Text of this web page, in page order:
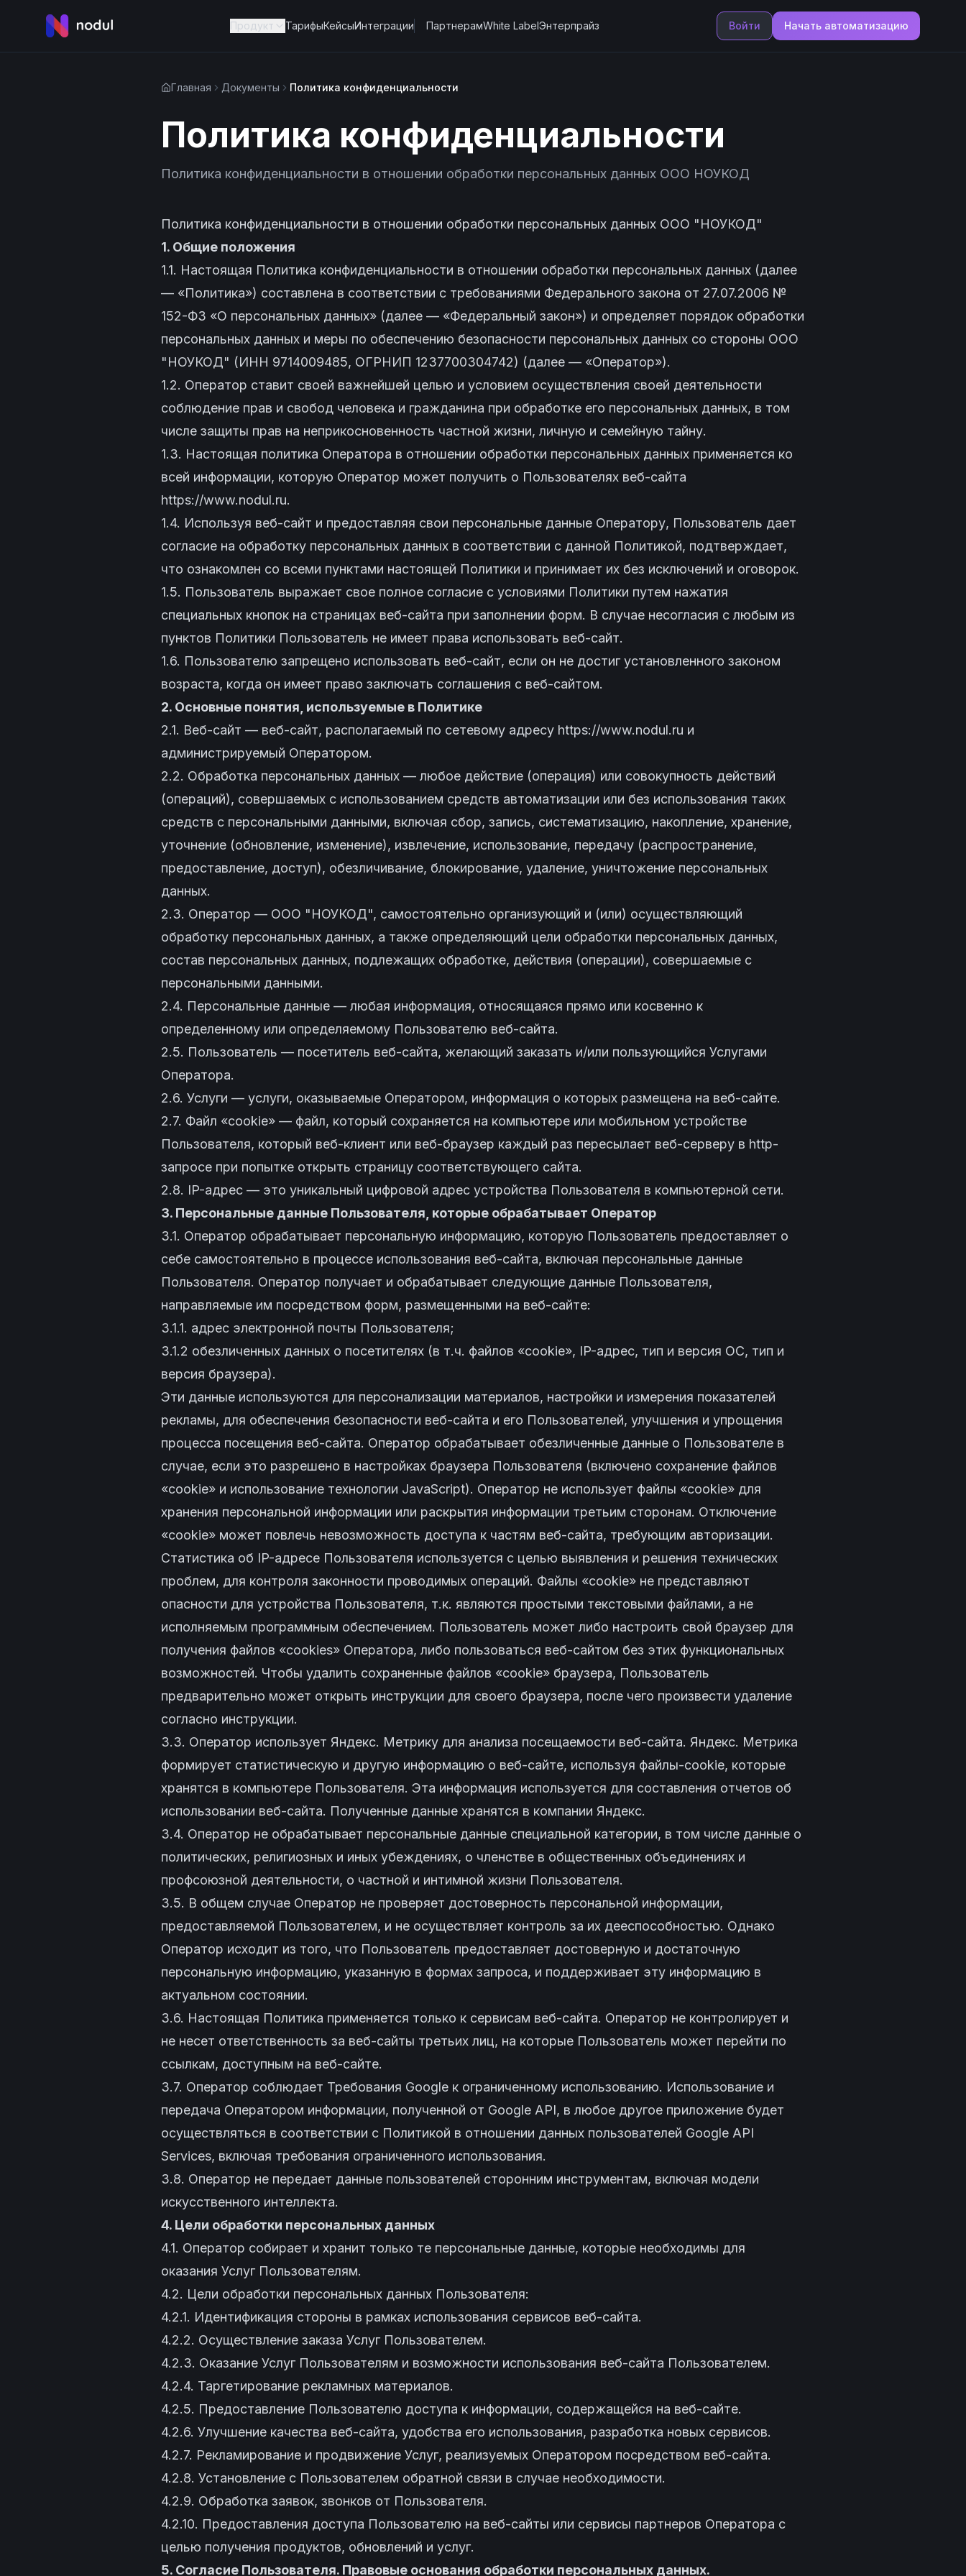
Продукт ТарифыКейсыИнтеграции ПартнерамWhite LabelЭнтерпрайз Войти Начать автоматизацию
Главная Документы Политика конфиденциальности
Политика конфиденциальности
Политика конфиденциальности в отношении обработки персональных данных ООО НОУКОД
Политика конфиденциальности в отношении обработки персональных данных ООО "НОУКОД"
1. Общие положения
1.1. Настоящая Политика конфиденциальности в отношении обработки персональных данных (далее
— «Политика») составлена в соответствии с требованиями Федерального закона от 27.07.2006 №
152-ФЗ «О персональных данных» (далее — «Федеральный закон») и определяет порядок обработки
персональных данных и меры по обеспечению безопасности персональных данных со стороны ООО
"НОУКОД" (ИНН 9714009485, ОГРНИП 1237700304742) (далее — «Оператор»).
1.2. Оператор ставит своей важнейшей целью и условием осуществления своей деятельности
соблюдение прав и свобод человека и гражданина при обработке его персональных данных, в том
числе защиты прав на неприкосновенность частной жизни, личную и семейную тайну.
1.3. Настоящая политика Оператора в отношении обработки персональных данных применяется ко
всей информации, которую Оператор может получить о Пользователях веб-сайта
https://www.nodul.ru.
1.4. Используя веб-сайт и предоставляя свои персональные данные Оператору, Пользователь дает
согласие на обработку персональных данных в соответствии с данной Политикой, подтверждает,
что ознакомлен со всеми пунктами настоящей Политики и принимает их без исключений и оговорок.
1.5. Пользователь выражает свое полное согласие с условиями Политики путем нажатия
специальных кнопок на страницах веб-сайта при заполнении форм. В случае несогласия с любым из
пунктов Политики Пользователь не имеет права использовать веб-сайт.
1.6. Пользователю запрещено использовать веб-сайт, если он не достиг установленного законом
возраста, когда он имеет право заключать соглашения с веб-сайтом.
2. Основные понятия, используемые в Политике
2.1. Веб-сайт — веб-сайт, располагаемый по сетевому адресу https://www.nodul.ru и
администрируемый Оператором.
2.2. Обработка персональных данных — любое действие (операция) или совокупность действий
(операций), совершаемых с использованием средств автоматизации или без использования таких
средств с персональными данными, включая сбор, запись, систематизацию, накопление, хранение,
уточнение (обновление, изменение), извлечение, использование, передачу (распространение,
предоставление, доступ), обезличивание, блокирование, удаление, уничтожение персональных
данных.
2.3. Оператор — ООО "НОУКОД", самостоятельно организующий и (или) осуществляющий
обработку персональных данных, а также определяющий цели обработки персональных данных,
состав персональных данных, подлежащих обработке, действия (операции), совершаемые с
персональными данными.
2.4. Персональные данные — любая информация, относящаяся прямо или косвенно к
определенному или определяемому Пользователю веб-сайта.
2.5. Пользователь — посетитель веб-сайта, желающий заказать и/или пользующийся Услугами
Оператора.
2.6. Услуги — услуги, оказываемые Оператором, информация о которых размещена на веб-сайте.
2.7. Файл «cookie» — файл, который сохраняется на компьютере или мобильном устройстве
Пользователя, который веб-клиент или веб-браузер каждый раз пересылает веб-серверу в http-
запросе при попытке открыть страницу соответствующего сайта.
2.8. IP-адрес — это уникальный цифровой адрес устройства Пользователя в компьютерной сети.
3. Персональные данные Пользователя, которые обрабатывает Оператор
3.1. Оператор обрабатывает персональную информацию, которую Пользователь предоставляет о
себе самостоятельно в процессе использования веб-сайта, включая персональные данные
Пользователя. Оператор получает и обрабатывает следующие данные Пользователя,
направляемые им посредством форм, размещенными на веб-сайте:
3.1.1. адрес электронной почты Пользователя;
3.1.2 обезличенных данных о посетителях (в т.ч. файлов «cookie», IP-адрес, тип и версия ОС, тип и
версия браузера).
Эти данные используются для персонализации материалов, настройки и измерения показателей
рекламы, для обеспечения безопасности веб-сайта и его Пользователей, улучшения и упрощения
процесса посещения веб-сайта. Оператор обрабатывает обезличенные данные о Пользователе в
случае, если это разрешено в настройках браузера Пользователя (включено сохранение файлов
«cookie» и использование технологии JavaScript). Оператор не использует файлы «cookie» для
хранения персональной информации или раскрытия информации третьим сторонам. Отключение
«cookie» может повлечь невозможность доступа к частям веб-сайта, требующим авторизации.
Статистика об IP-адресе Пользователя используется с целью выявления и решения технических
проблем, для контроля законности проводимых операций. Файлы «cookie» не представляют
опасности для устройства Пользователя, т.к. являются простыми текстовыми файлами, а не
исполняемым программным обеспечением. Пользователь может либо настроить свой браузер для
получения файлов «cookies» Оператора, либо пользоваться веб-сайтом без этих функциональных
возможностей. Чтобы удалить сохраненные файлов «cookie» браузера, Пользователь
предварительно может открыть инструкции для своего браузера, после чего произвести удаление
согласно инструкции.
3.3. Оператор использует Яндекс. Метрику для анализа посещаемости веб-сайта. Яндекс. Метрика
формирует статистическую и другую информацию о веб-сайте, используя файлы-cookie, которые
хранятся в компьютере Пользователя. Эта информация используется для составления отчетов об
использовании веб-сайта. Полученные данные хранятся в компании Яндекс.
3.4. Оператор не обрабатывает персональные данные специальной категории, в том числе данные о
политических, религиозных и иных убеждениях, о членстве в общественных объединениях и
профсоюзной деятельности, о частной и интимной жизни Пользователя.
3.5. В общем случае Оператор не проверяет достоверность персональной информации,
предоставляемой Пользователем, и не осуществляет контроль за их дееспособностью. Однако
Оператор исходит из того, что Пользователь предоставляет достоверную и достаточную
персональную информацию, указанную в формах запроса, и поддерживает эту информацию в
актуальном состоянии.
3.6. Настоящая Политика применяется только к сервисам веб-сайта. Оператор не контролирует и
не несет ответственность за веб-сайты третьих лиц, на которые Пользователь может перейти по
ссылкам, доступным на веб-сайте.
3.7. Оператор соблюдает Требования Google к ограниченному использованию. Использование и
передача Оператором информации, полученной от Google API, в любое другое приложение будет
осуществляться в соответствии с Политикой в отношении данных пользователей Google API
Services, включая требования ограниченного использования.
3.8. Оператор не передает данные пользователей сторонним инструментам, включая модели
искусственного интеллекта.
4. Цели обработки персональных данных
4.1. Оператор собирает и хранит только те персональные данные, которые необходимы для
оказания Услуг Пользователям.
4.2. Цели обработки персональных данных Пользователя:
4.2.1. Идентификация стороны в рамках использования сервисов веб-сайта.
4.2.2. Осуществление заказа Услуг Пользователем.
4.2.3. Оказание Услуг Пользователям и возможности использования веб-сайта Пользователем.
4.2.4. Таргетирование рекламных материалов.
4.2.5. Предоставление Пользователю доступа к информации, содержащейся на веб-сайте.
4.2.6. Улучшение качества веб-сайта, удобства его использования, разработка новых сервисов.
4.2.7. Рекламирование и продвижение Услуг, реализуемых Оператором посредством веб-сайта.
4.2.8. Установление с Пользователем обратной связи в случае необходимости.
4.2.9. Обработка заявок, звонков от Пользователя.
4.2.10. Предоставления доступа Пользователю на веб-сайты или сервисы партнеров Оператора с
целью получения продуктов, обновлений и услуг.
5. Согласие Пользователя. Правовые основания обработки персональных данных.